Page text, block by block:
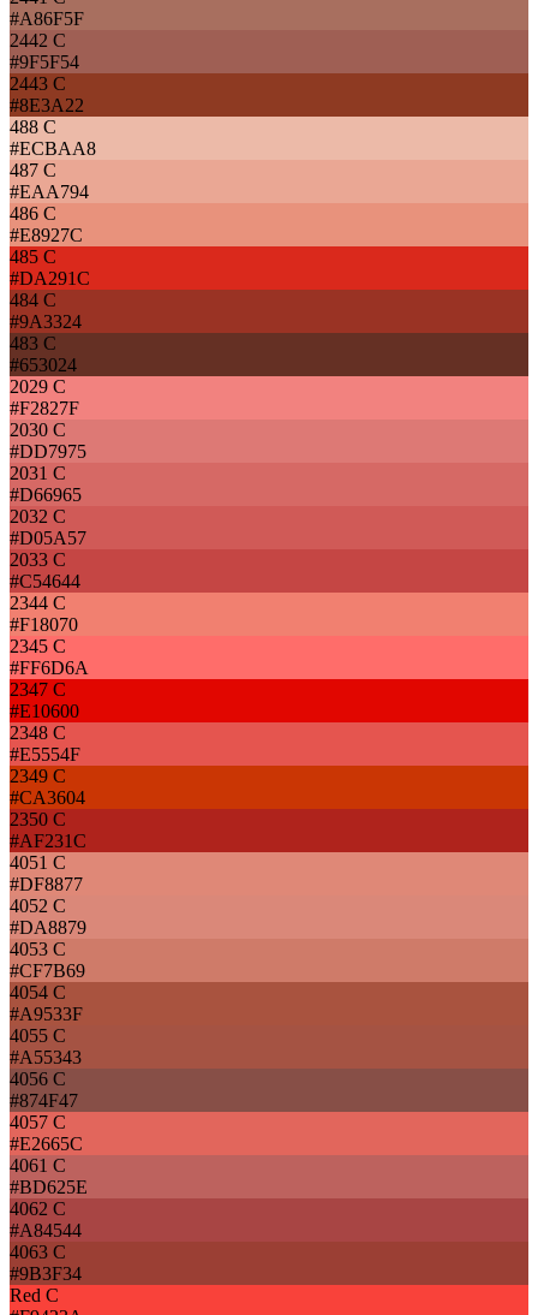
#A86F5F
2442 C
#9F5F54
2443 C
#8E3A22
488 C
#ECBAA8
487 C
#EAA794
486 C
#E8927C
485 C
#DA291C
484 C
#9A3324
483 C
#653024
2029 C
#F2827F
2030 C
#DD7975
2031 C
#D66965
2032 C
#D05A57
2033 C
#C54644
2344 C
#F18070
2345 C
#FF6D6A
2347 C
#E10600
2348 C
#E5554F
2349 C
#CA3604
2350 C
#AF231C
4051 C
#DF8877
4052 C
#DA8879
4053 C
#CF7B69
4054 C
#A9533F
4055 C
#A55343
4056 C
#874F47
4057 C
#E2665C
4061 C
#BD625E
4062 C
#A84544
4063 C
#9B3F34
Red C